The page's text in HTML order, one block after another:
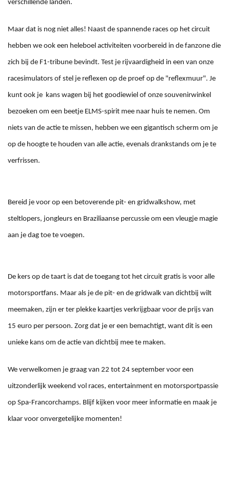
verschillende landen.
Maar dat is nog niet alles! Naast de spannende races op het circuit
hebben we ook een heleboel activiteiten voorbereid in de fanzone die
zich bij de F1-tribune bevindt. Test je rijvaardigheid in een van onze
racesimulators of stel je reflexen op de proef op de "reflexmuur". Je
kunt ook je kans wagen bij het goodiewiel of onze souvenirwinkel
bezoeken om een beetje ELMS-spirit mee naar huis te nemen. Om
niets van de actie te missen, hebben we een gigantisch scherm om je
op de hoogte te houden van alle actie, evenals drankstands om je te
verfrissen.
Bereid je voor op een betoverende pit- en gridwalkshow, met
steltlopers, jongleurs en Braziliaanse percussie om een vleugje magie
aan je dag toe te voegen.
De kers op de taart is dat de toegang tot het circuit gratis is voor alle
motorsportfans. Maar als je de pit- en de gridwalk van dichtbij wilt
meemaken, zijn er ter plekke kaartjes verkrijgbaar voor de prijs van
15 euro per persoon. Zorg dat je er een bemachtigt, want dit is een
unieke kans om de actie van dichtbij mee te maken.
We verwelkomen je graag van 22 tot 24 september voor een
uitzonderlijk weekend vol races, entertainment en motorsportpassie
op Spa-Francorchamps. Blijf kijken voor meer informatie en maak je
klaar voor onvergetelijke momenten!